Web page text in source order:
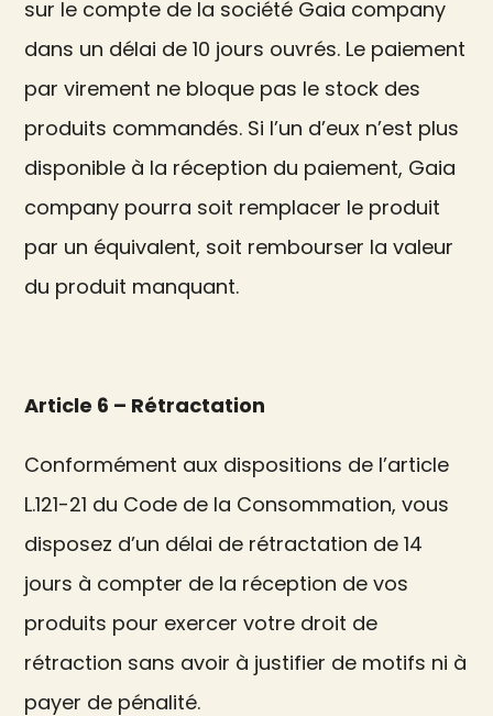
sur le compte de la société Gaia company
dans un délai de 10 jours ouvrés. Le paiement
par virement ne bloque pas le stock des
produits commandés. Si l’un d’eux n’est plus
disponible à la réception du paiement, Gaia
company pourra soit remplacer le produit
par un équivalent, soit rembourser la valeur
du produit manquant.
Article 6 – Rétractation
Conformément aux dispositions de l’article
L.121-21 du Code de la Consommation, vous
disposez d’un délai de rétractation de 14
jours à compter de la réception de vos
produits pour exercer votre droit de
rétraction sans avoir à justifier de motifs ni à
payer de pénalité.